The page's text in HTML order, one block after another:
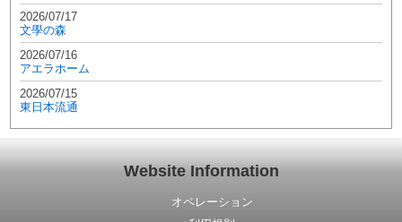
2026/07/17
文學の森
2026/07/16
アエラホーム
2026/07/15
東日本流通
Website Information
オペレーション